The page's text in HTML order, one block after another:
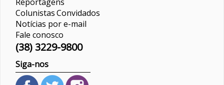
ColunistasConvidados
Notícias por e-mail
Fale conosco
(38) 3229-9800
Siga-nos